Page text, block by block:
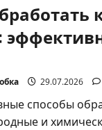
проверенные
методы
защита
29.07.2026
способы
и